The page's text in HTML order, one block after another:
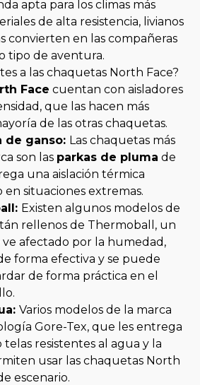
apta para los climas más
de alta resistencia, livianos
convierten en las compañeras
tipo de aventura.
a las chaquetas North Face?
Face cuentan con aisladores
que las hacen más
de las otras chaquetas.
de ganso: Las chaquetas más
son las parkas de pluma de
una aislación térmica
situaciones extremas.
Existen algunos modelos de
rellenos de Thermoball, un
afectado por la humedad,
forma efectiva y se puede
de forma práctica en el
Varios modelos de la marca
Gore-Tex, que les entrega
resistentes al agua y la
usar las chaquetas North
escenario.